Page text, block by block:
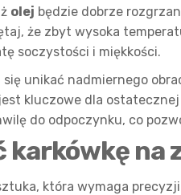
olej będzie dobrze
że zbyt wysoka
soczystości i miękkości.
unikać nadmiernego
kluczowe dla
do odpoczynku, co
na
która wymaga